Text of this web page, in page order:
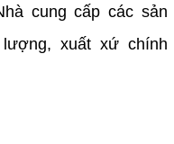
cung cấp các sản
xuất xứ chính